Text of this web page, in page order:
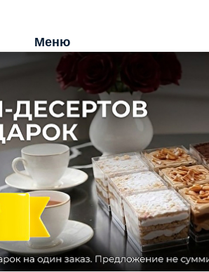
Меню